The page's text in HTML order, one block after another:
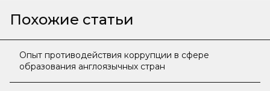
Похожие статьи
Опыт противодействия коррупции в сфере
образования англоязычных стран